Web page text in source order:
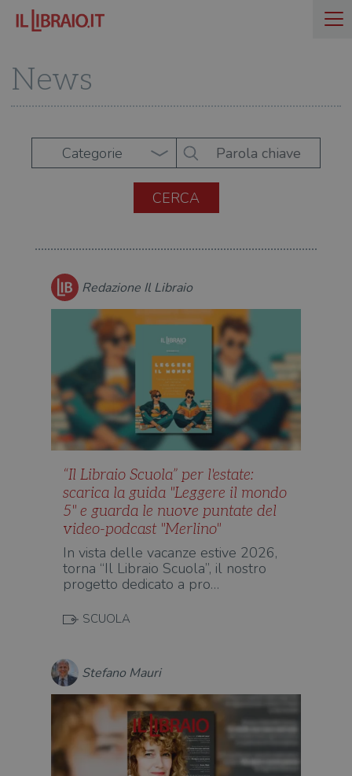
News
Categorie
Redazione Il Libraio
“Il Libraio Scuola” per l'estate:
scarica la guida "Leggere il mondo
5" e guarda le nuove puntate del
video-podcast "Merlino"
In vista delle vacanze estive 2026,
torna “Il Libraio Scuola”, il nostro
progetto dedicato a pro…
SCUOLA
Stefano Mauri